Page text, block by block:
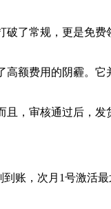
了常规，更是免费
额费用的阴霾。它
，审核通过后，发
账，次月1号激活最